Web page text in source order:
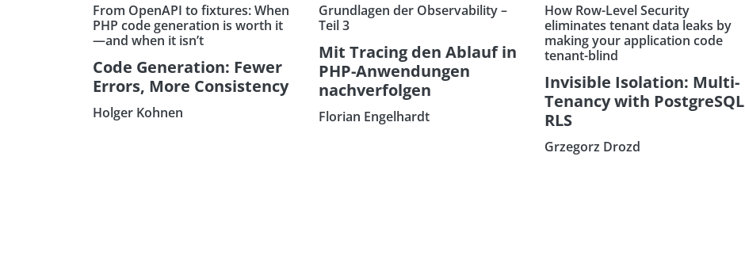
From OpenAPI to fixtures: When
PHP code generation is worth it
—and when it isn’t
Code Generation: Fewer
Errors, More Consistency
Holger Kohnen
Grundlagen der Observability –
Teil 3
Mit Tracing den Ablauf in
PHP-Anwendungen
nachverfolgen
Florian Engelhardt
How Row-Level Security
eliminates tenant data leaks by
making your application code
tenant-blind
Invisible Isolation: Multi-
Tenancy with PostgreSQL
RLS
Grzegorz Drozd